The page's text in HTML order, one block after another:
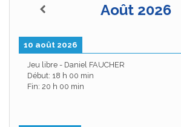
Août 2026
10 août 2026
Jeu libre - Daniel FAUCHER
Début: 18 h 00 min
Fin: 20 h 00 min